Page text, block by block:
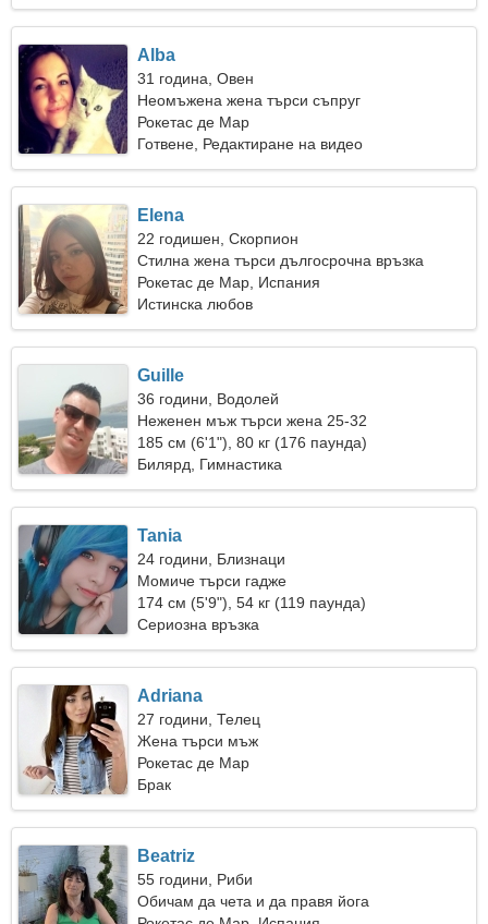
Alba
31 година, Овен
Неомъжена жена търси съпруг
Рокетас де Мар
Готвене, Редактиране на видео
Elena
22 годишен, Скорпион
Стилна жена търси дългосрочна връзка
Рокетас де Мар, Испания
Истинска любов
Guille
36 години, Водолей
Неженен мъж търси жена 25-32
185 см (6'1"), 80 кг (176 паунда)
Билярд, Гимнастика
Tania
24 години, Близнаци
Момиче търси гадже
174 см (5'9"), 54 кг (119 паунда)
Сериозна връзка
Adriana
27 години, Телец
Жена търси мъж
Рокетас де Мар
Брак
Beatriz
55 години, Риби
Обичам да чета и да правя йога